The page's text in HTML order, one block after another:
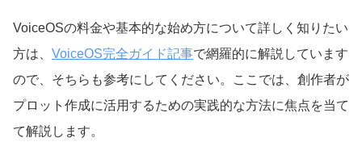
VoiceOSの料金や基本的な始め方について詳しく知りたい
方は、 VoiceOS完全ガイド記事で網羅的に解説しています
ので、そちらも参考にしてください。ここでは、創作者が
プロット作成に活用するための実践的な方法に焦点を当て
て解説します。